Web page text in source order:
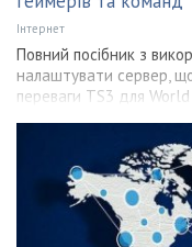
Інтернет
Повний посібник з
налаштувати сервер,
переваги TS3 для